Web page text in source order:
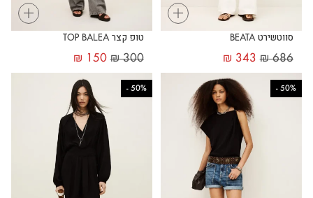
+
סווטשירט BEATA
₪686
₪ 343
+
טופ קצר TOP BALEA
₪300
₪ 150
50%
-
50%
-